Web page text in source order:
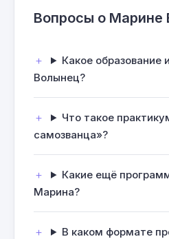
Вопросы о Марине
Какое
Волынец?
Что такое
самозванца»?
Какие ещё
Марина?
В каком формате